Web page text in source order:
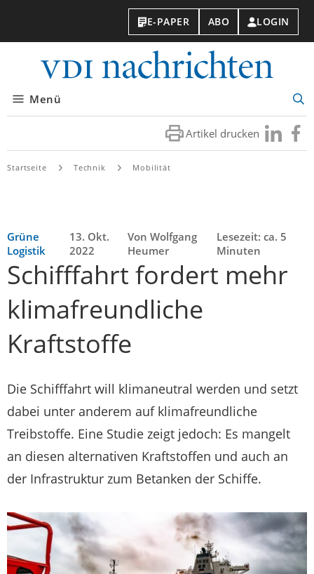
E-PAPER ABO LOGIN
Menü
Artikel drucken Besuchen
Sie
Sie
Startseite Technik Mobilität
Grüne
Logistik
13. Okt.
2022
Von Wolfgang
Heumer
Lesezeit: ca. 5
Minuten
Schifffahrt fordert mehr
klimafreundliche
Kraftstoffe
Die Schifffahrt will klimaneutral werden und setzt
dabei unter anderem auf klimafreundliche
Treibstoffe. Eine Studie zeigt jedoch: Es mangelt
an diesen alternativen Kraftstoffen und auch an
der Infrastruktur zum Betanken der Schiffe.